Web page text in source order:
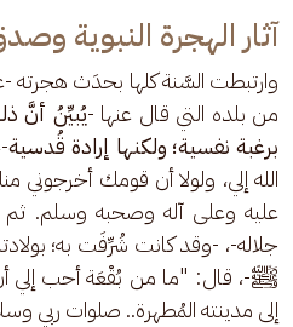
آثار الهجرة النبوية
وارتبطت السَّنة كلها بحدَث هجرته
من بلده التي قال عنها -يُبيِّنُ أنَّ
برغبة نفسية؛ ولكنها إرادة قُدسية-
الله إلي، ولولا أن قومك
عليه وعلى آله وصحبه وسلم. ثم
جلاله-، -وقد كانت شُرِّفَت به؛
ﷺ-، قال: "ما من بُقْعَة أحب إلي
إلى مدينته المُطهرة.. صلوات ربي